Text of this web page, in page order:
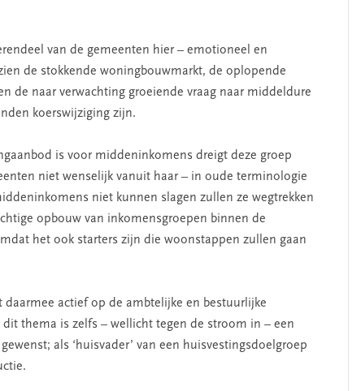
van de gemeenten hier – emotioneel en
de stokkende woningbouwmarkt, de oplopende
de naar verwachting groeiende vraag naar middeldure
koerswijziging zijn.
is voor middeninkomens dreigt deze groep
niet wenselijk vanuit haar – in oude terminologie
niet kunnen slagen zullen ze wegtrekken
opbouw van inkomensgroepen binnen de
het ook starters zijn die woonstappen zullen gaan
actief op de ambtelijke en bestuurlijke
thema is zelfs – wellicht tegen de stroom in – een
als ‘huisvader’ van een huisvestingsdoelgroep